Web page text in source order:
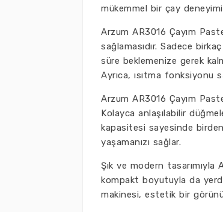
mükemmel bir çay
Arzum AR3016 Çayım
sağlamasıdır. Sadece
süre beklemenize gerek
Ayrıca, ısıtma fonksiyonu
Arzum AR3016 Çayım
Kolayca anlaşılabilir
kapasitesi sayesinde
yaşamanızı sağlar.
Şık ve modern tasarımıyla
kompakt boyutuyla da
makinesi, estetik bir